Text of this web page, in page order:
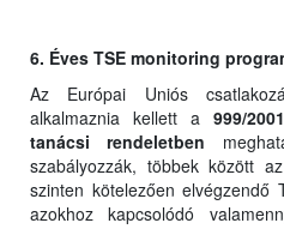
6. Éves TSE monitoring
Az Európai Uniós
alkalmaznia kellett a 999/
tanácsi rendeletben
szabályozzák, többek között
szinten kötelezően elvégzendő
azokhoz kapcsolódó